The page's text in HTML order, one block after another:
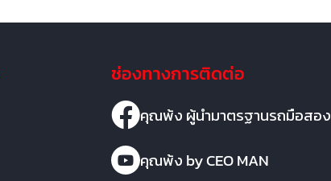
ช่องทางการติดต่อ
คุณพ้ง ผู้นำมาตรฐานรถมือสอง
คุณพ้ง by CEO MAN